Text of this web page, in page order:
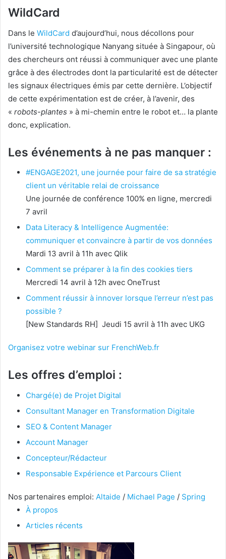
WildCard
Dans le WildCard d’aujourd’hui, nous décollons pour
l’université technologique Nanyang située à Singapour, où
des chercheurs ont réussi à communiquer avec une plante
grâce à des électrodes dont la particularité est de détecter
les signaux électriques émis par cette dernière. L’objectif
de cette expérimentation est de créer, à l’avenir, des
« robots-plantes » à mi-chemin entre le robot et… la plante
donc, explication.
Les événements à ne pas manquer :
#ENGAGE2021, une journée pour faire de sa stratégie
client un véritable relai de croissance
Une journée de conférence 100% en ligne, mercredi
7 avril
Data Literacy & Intelligence Augmentée:
communiquer et convaincre à partir de vos données
Mardi 13 avril à 11h avec Qlik
Comment se préparer à la fin des cookies tiers
Mercredi 14 avril à 12h avec OneTrust
Comment réussir à innover lorsque l’erreur n’est pas
possible ?
[New Standards RH] Jeudi 15 avril à 11h avec UKG
Organisez votre webinar sur FrenchWeb.fr
Les offres d’emploi :
Chargé(e) de Projet Digital
Consultant Manager en Transformation Digitale
SEO & Content Manager
Account Manager
Concepteur/Rédacteur
Responsable Expérience et Parcours Client
Nos partenaires emploi: Altaide / Michael Page / Spring
À propos
Articles récents